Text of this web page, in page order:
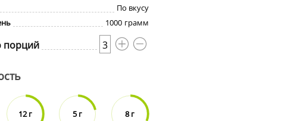
По вкусу
1000 грамм
порций 3
12 г 5 г 8 г